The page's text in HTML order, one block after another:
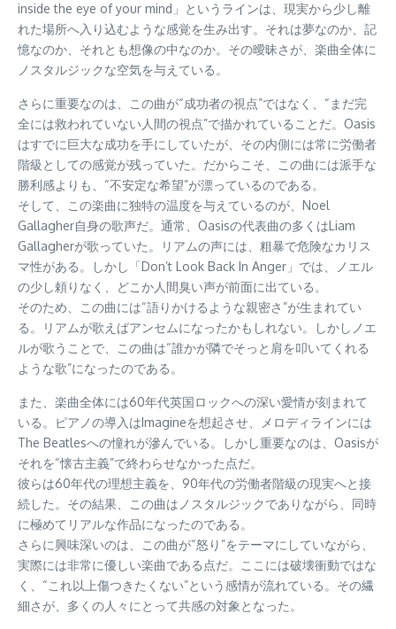
inside the eye of your mind」というラインは、現実から少し離
れた場所へ入り込むような感覚を生み出す。それは夢なのか、記
憶なのか、それとも想像の中なのか。その曖昧さが、楽曲全体に
ノスタルジックな空気を与えている。
さらに重要なのは、この曲が“成功者の視点”ではなく、“まだ完
全には救われていない人間の視点”で描かれていることだ。Oasis
はすでに巨大な成功を手にしていたが、その内側には常に労働者
階級としての感覚が残っていた。だからこそ、この曲には派手な
勝利感よりも、“不安定な希望”が漂っているのである。
そして、この楽曲に独特の温度を与えているのが、Noel
Gallagher自身の歌声だ。通常、Oasisの代表曲の多くはLiam
Gallagherが歌っていた。リアムの声には、粗暴で危険なカリス
マ性がある。しかし「Don’t Look Back In Anger」では、ノエル
の少し頼りなく、どこか人間臭い声が前面に出ている。
そのため、この曲には“語りかけるような親密さ”が生まれてい
る。リアムが歌えばアンセムになったかもしれない。しかしノエ
ルが歌うことで、この曲は“誰かが隣でそっと肩を叩いてくれる
ような歌”になったのである。
また、楽曲全体には60年代英国ロックへの深い愛情が刻まれて
いる。ピアノの導入はImagineを想起させ、メロディラインには
The Beatlesへの憧れが滲んでいる。しかし重要なのは、Oasisが
それを“懐古主義”で終わらせなかった点だ。
彼らは60年代の理想主義を、90年代の労働者階級の現実へと接
続した。その結果、この曲はノスタルジックでありながら、同時
に極めてリアルな作品になったのである。
さらに興味深いのは、この曲が“怒り”をテーマにしていながら、
実際には非常に優しい楽曲である点だ。ここには破壊衝動ではな
く、“これ以上傷つきたくない”という感情が流れている。その繊
細さが、多くの人々にとって共感の対象となった。